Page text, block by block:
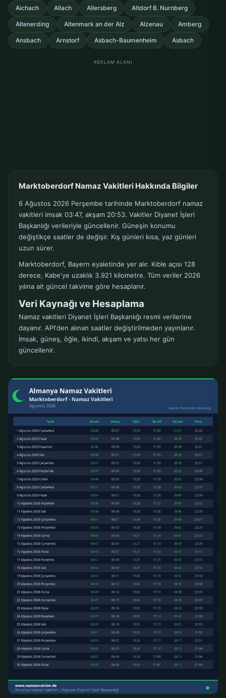
Aichach Allach Allersberg Altdorf B. Nurnberg
Altenerding Altenmark an der Alz Alzenau Amberg
Ansbach Arnstorf Asbach-Baumenheim Asbach
REKLAM ALANI
Marktoberdorf Namaz Vakitleri Hakkında Bilgiler
6 Ağustos 2026 Perşembe tarihinde Marktoberdorf namaz
vakitleri imsak 03:47, akşam 20:53. Vakitler Diyanet İşleri
Başkanlığı verileriyle güncellenir. Güneşin konumu
değiştikçe saatler de değişir. Kış günleri kısa, yaz günleri
uzun sürer.
Marktoberdorf, Bayern eyaletinde yer alır. Kıble açısı 128
derece, Kabe'ye uzaklık 3.921 kilometre. Tüm veriler 2026
yılına ait güncel takvime göre hesaplanır.
Veri Kaynağı ve Hesaplama
Namaz vakitleri Diyanet İşleri Başkanlığı resmi verilerine
dayanır. API'den alınan saatler değiştirilmeden yayınlanır.
İmsak, güneş, öğle, ikindi, akşam ve yatsı her gün
güncellenir.